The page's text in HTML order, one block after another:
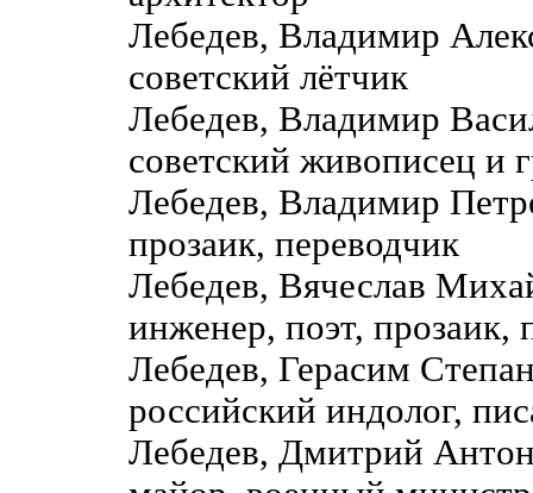
Лебедев, Владимир
советский лётчик
Лебедев, Владимир
советский живописец и
Лебедев, Владимир
прозаик, переводчик
Лебедев, Вячеслав
инженер, поэт, прозаик,
Лебедев, Герасим
российский индолог,
Лебедев, Дмитрий